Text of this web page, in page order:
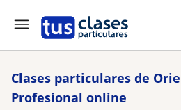
Clases particulares de
Profesional online